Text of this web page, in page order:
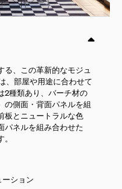
、この革新的なモジュ
、部屋や用途に合わせて
2種類あり、バーチ材の
の側面・背面パネルを組
板とニュートラルな色
パネルを組み合わせた
ション